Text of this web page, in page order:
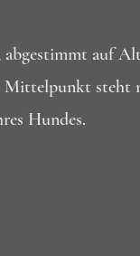
auf
Mittelpunkt steht
Hundes.​